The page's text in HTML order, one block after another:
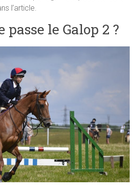
l’article.
passe le Galop 2 ?